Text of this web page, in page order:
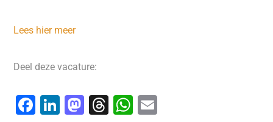
Lees hier meer
Deel deze vacature:
F
Li M T
W